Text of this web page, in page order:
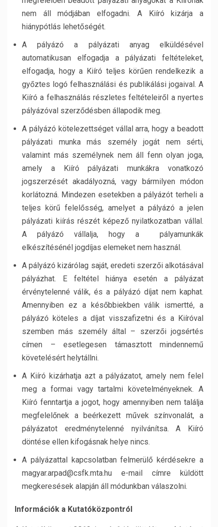
nem áll módjában elfogadni. A Kiíró kizárja a
hiánypótlás lehetőségét.
A pályázó a pályázati anyag elküldésével
automatikusan elfogadja a pályázati feltételeket,
elfogadja, hogy a Kiíró teljes körűen rendelkezik a
győztes logó felhasználási és publikálási jogaival. A
Kiíró a felhasználás részletes feltételeiről a nyertes
pályázóval szerződésben állapodik meg.
A pályázó kötelezettséget vállal arra, hogy a beadott
pályázati munka más személy jogát nem sérti,
valamint más személynek nem áll fenn olyan joga,
amely a Kiíró pályázati munkákra vonatkozó
jogszerzését akadályozná, vagy bármilyen módon
korlátozná. Mindezen esetekben a pályázót terheli a
teljes körű felelősség, amelyet a pályázó a jelen
pályázati kiírás részét képező nyilatkozatban vállal.
A pályázó vállalja, hogy a pályamunkák
elkészítésénél jogdíjas elemeket nem használ.
A pályázó kizárólag saját, eredeti szerzői alkotásával
pályázhat. E feltétel hiánya esetén a pályázat
érvénytelenné válik, és a pályázó díjat nem kaphat.
Amennyiben ez a későbbiekben válik ismertté, a
pályázó köteles a díjat visszafizetni és a Kiíróval
szemben más személy által – szerzői jogsértés
címen – esetlegesen támasztott mindennemű
követelésért helytállni.
A Kiíró kizárhatja azt a pályázatot, amely nem felel
meg a formai vagy tartalmi követelményeknek. A
Kiíró fenntartja a jogot, hogy amennyiben nem találja
megfelelőnek a beérkezett művek színvonalát, a
pályázatot eredménytelenné nyilvánítsa. A Kiíró
döntése ellen kifogásnak helye nincs.
A pályázattal kapcsolatban felmerülő kérdésekre a
magyar.arpad@csfk.mta.hu e-mail címre küldött
megkeresések alapján áll módunkban válaszolni.
Információk a Kutatóközpontról